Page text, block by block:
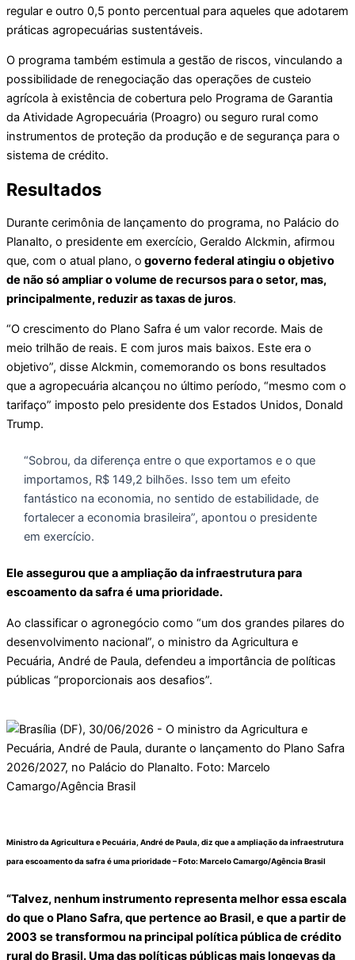
regular e outro 0,5 ponto percentual para aqueles que adotarem
práticas agropecuárias sustentáveis.
O programa também estimula a gestão de riscos, vinculando a
possibilidade de renegociação das operações de custeio
agrícola à existência de cobertura pelo Programa de Garantia
da Atividade Agropecuária (Proagro) ou seguro rural como
instrumentos de proteção da produção e de segurança para o
sistema de crédito.
Resultados
Durante cerimônia de lançamento do programa, no Palácio do
Planalto, o presidente em exercício, Geraldo Alckmin, afirmou
que, com o atual plano, o governo federal atingiu o objetivo
de não só ampliar o volume de recursos para o setor, mas,
principalmente, reduzir as taxas de juros.
“O crescimento do Plano Safra é um valor recorde. Mais de
meio trilhão de reais. E com juros mais baixos. Este era o
objetivo”, disse Alckmin, comemorando os bons resultados
que a agropecuária alcançou no último período, “mesmo com o
tarifaço” imposto pelo presidente dos Estados Unidos, Donald
Trump.
“Sobrou, da diferença entre o que exportamos e o que
importamos, R$ 149,2 bilhões. Isso tem um efeito
fantástico na economia, no sentido de estabilidade, de
fortalecer a economia brasileira”, apontou o presidente
em exercício.
Ele assegurou que a ampliação da infraestrutura para
escoamento da safra é uma prioridade.
Ao classificar o agronegócio como “um dos grandes pilares do
desenvolvimento nacional”, o ministro da Agricultura e
Pecuária, André de Paula, defendeu a importância de políticas
públicas “proporcionais aos desafios”.
Ministro da Agricultura e Pecuária, André de Paula, diz que a ampliação da infraestrutura
para escoamento da safra é uma prioridade – Foto:Marcelo Camargo/Agência Brasil
“Talvez, nenhum instrumento representa melhor essa escala
do que o Plano Safra, que pertence ao Brasil, e que a partir de
2003 se transformou na principal política pública de crédito
rural do Brasil. Uma das políticas públicas mais longevas da